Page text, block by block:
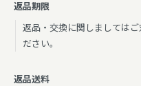
返品期限
返品・交換に関しましては
ださい。
返品送料